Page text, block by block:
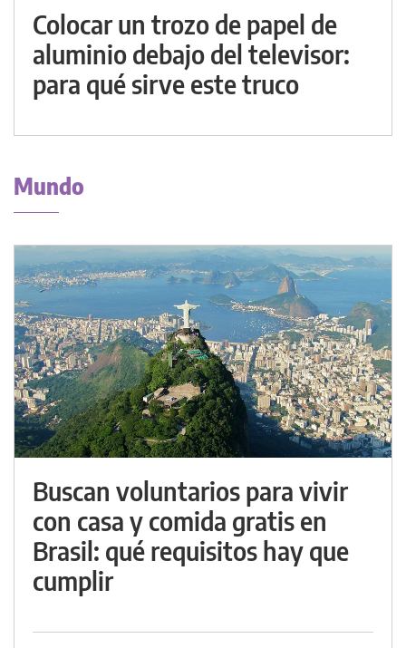
Colocar un trozo de papel de
aluminio debajo del televisor:
para qué sirve este truco
Mundo
Buscan voluntarios para vivir
con casa y comida gratis en
Brasil: qué requisitos hay que
cumplir